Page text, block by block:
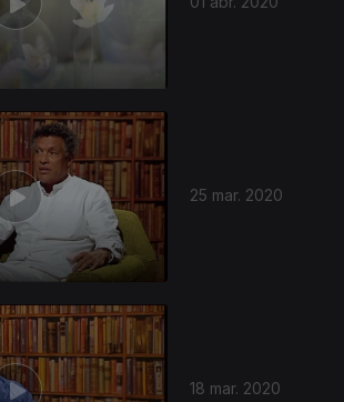
25 mar. 2020
18 mar. 2020